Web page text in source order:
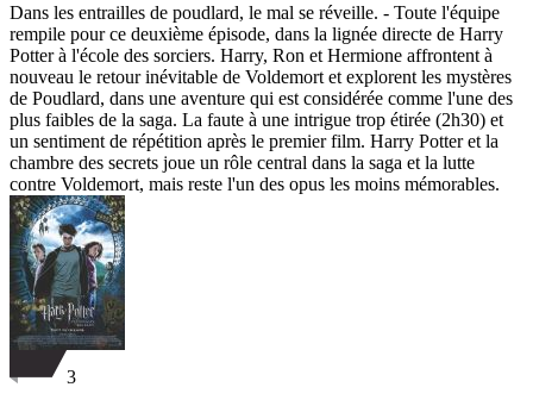
Dans les entrailles de poudlard, le mal se réveille. - Toute l'équipe
rempile pour ce deuxième épisode, dans la lignée directe de Harry
Potter à l'école des sorciers. Harry, Ron et Hermione affrontent à
nouveau le retour inévitable de Voldemort et explorent les mystères
de Poudlard, dans une aventure qui est considérée comme l'une des
plus faibles de la saga. La faute à une intrigue trop étirée (2h30) et
un sentiment de répétition après le premier film. Harry Potter et la
chambre des secrets joue un rôle central dans la saga et la lutte
contre Voldemort, mais reste l'un des opus les moins mémorables.
3